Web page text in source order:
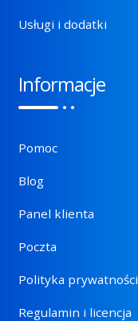
Usługi i dodatki
Informacje
Pomoc
Blog
Panel klienta
Poczta
Polityka prywatności
Regulamin i licencja